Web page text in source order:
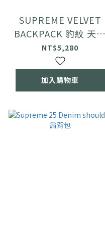
SUPREME VELVET
BACKPACK 豹紋 天鵝
絨 後背包
NT$5,280
加入購物車